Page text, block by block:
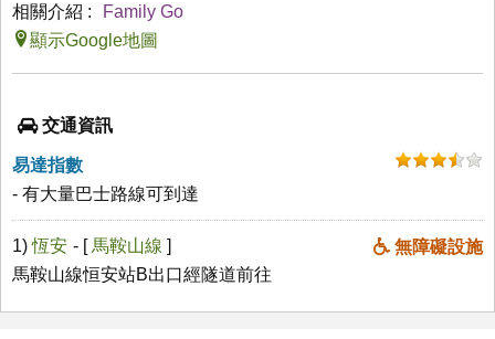
相關介紹 :
Family Go
顯示Google地圖
交通資訊
易達指數
- 有大量巴士路線可到達
1)恆安 無障礙設施
- [ 馬鞍山線 ]
馬鞍山線恒安站B出口經隧道前往